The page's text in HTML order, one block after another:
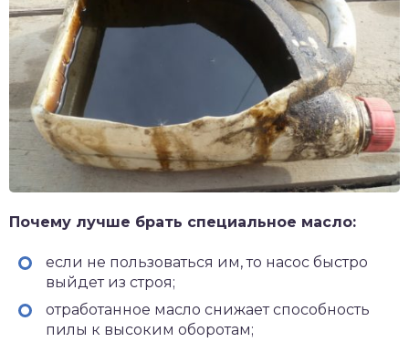
Почему лучше брать специальное масло:
если не пользоваться им, то насос быстро
выйдет из строя;
отработанное масло снижает способность
пилы к высоким оборотам;